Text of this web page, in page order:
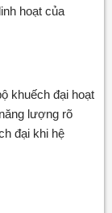
hoạt của
khuếch đại hoạt
lượng rõ
đại khi hệ